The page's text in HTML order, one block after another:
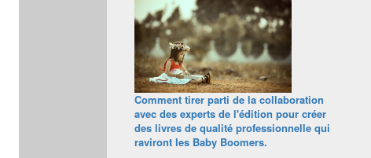
Comment tirer parti de la collaboration
avec des experts de l'édition pour créer
des livres de qualité professionnelle qui
raviront les Baby Boomers.